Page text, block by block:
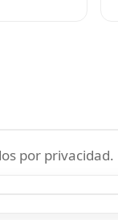
por privacidad.